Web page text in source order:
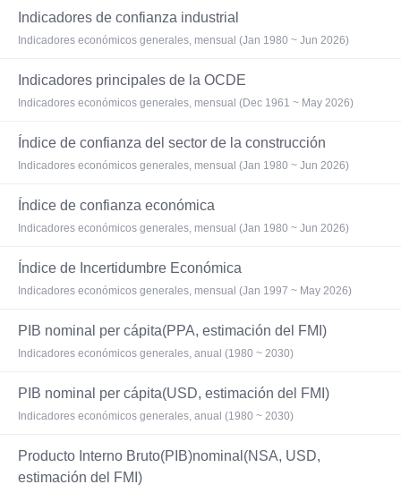
Indicadores de confianza industrial
Indicadores económicos generales, mensual (Jan 1980 ~ Jun 2026)
Indicadores principales de la OCDE
Indicadores económicos generales, mensual (Dec 1961 ~ May 2026)
Índice de confianza del sector de la construcción
Indicadores económicos generales, mensual (Jan 1980 ~ Jun 2026)
Índice de confianza económica
Indicadores económicos generales, mensual (Jan 1980 ~ Jun 2026)
Índice de Incertidumbre Económica
Indicadores económicos generales, mensual (Jan 1997 ~ May 2026)
PIB nominal per cápita(PPA, estimación del FMI)
Indicadores económicos generales, anual (1980 ~ 2030)
PIB nominal per cápita(USD, estimación del FMI)
Indicadores económicos generales, anual (1980 ~ 2030)
Producto Interno Bruto(PIB)nominal(NSA, USD,
estimación del FMI)